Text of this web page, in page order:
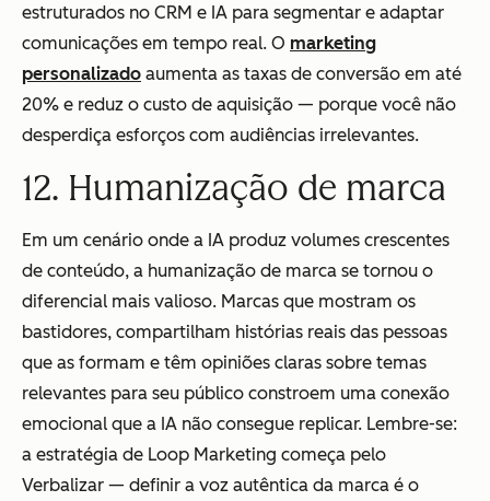
estruturados no CRM e IA para segmentar e adaptar
comunicações em tempo real. O marketing
personalizado aumenta as taxas de conversão em até
20% e reduz o custo de aquisição — porque você não
desperdiça esforços com audiências irrelevantes.
12. Humanização de marca
Em um cenário onde a IA produz volumes crescentes
de conteúdo, a humanização de marca se tornou o
diferencial mais valioso. Marcas que mostram os
bastidores, compartilham histórias reais das pessoas
que as formam e têm opiniões claras sobre temas
relevantes para seu público constroem uma conexão
emocional que a IA não consegue replicar. Lembre-se:
a estratégia de Loop Marketing começa pelo
Verbalizar — definir a voz autêntica da marca é o